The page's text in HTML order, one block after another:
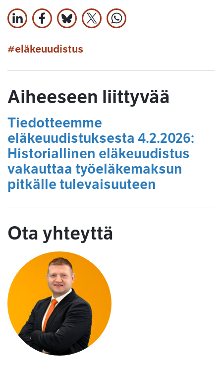
Jaa LinkedInissä
Jaa Facebookissa
Jaa Bluesky:ssa
Jaa X:ssäJaa WhatsApissa
#eläkeuudistus
Aiheeseen liittyvää
Tiedotteemme
eläkeuudistuksesta 4.2.2026:
Historiallinen eläkeuudistus
vakauttaa työeläkemaksun
pitkälle tulevaisuuteen
Ota yhteyttä